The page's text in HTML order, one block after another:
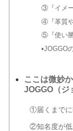
③『イメ
④『革質
⑤『使い
▪JOGGO
ここは微妙
JOGGO（ジ
①届くまでに
②知名度が低